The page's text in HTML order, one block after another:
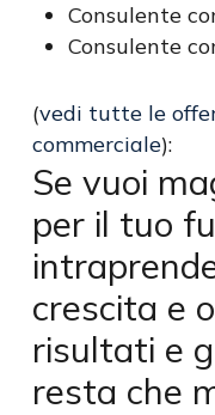
Consulente
Consulente
(vedi tutte le
commerciale):
Se vuoi
per il tuo
crescita e
risultati e
resta che